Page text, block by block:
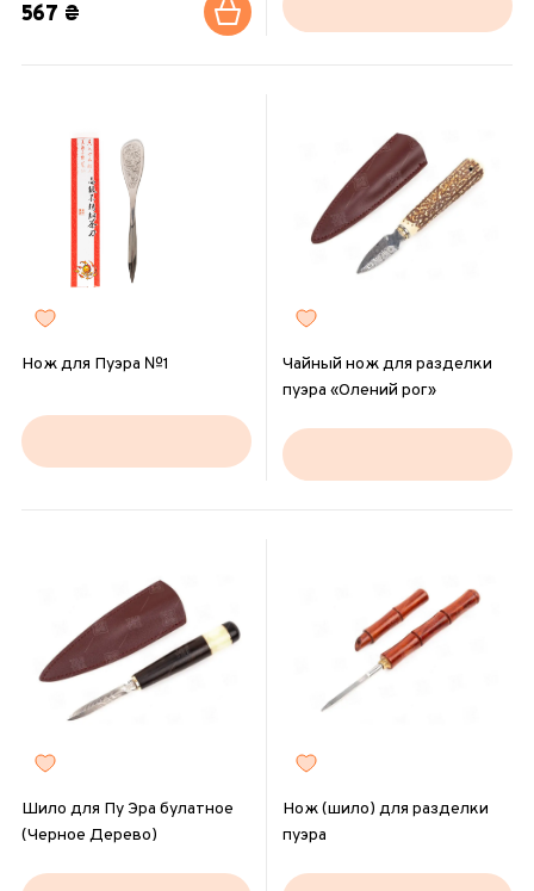
567 ₴
Нож для Пуэра №1
Чайный нож для разделки
пуэра «Олений рог»
Шило для Пу Эра булатное
(Черное Дерево)
Нож (шило) для разделки
пуэра